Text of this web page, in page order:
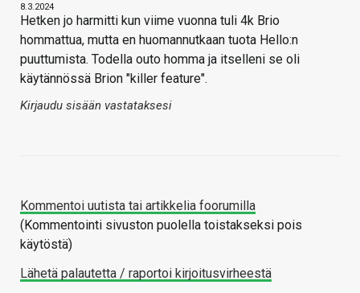
8.3.2024
Hetken jo harmitti kun viime vuonna tuli 4k Brio
hommattua, mutta en huomannutkaan tuota Hello:n
puuttumista. Todella outo homma ja itselleni se oli
käytännössä Brion "killer feature".
Kirjaudu sisään vastataksesi
Kommentoi uutista tai artikkelia foorumilla
(Kommentointi sivuston puolella toistakseksi pois
käytöstä)
Lähetä palautetta / raportoi kirjoitusvirheestä